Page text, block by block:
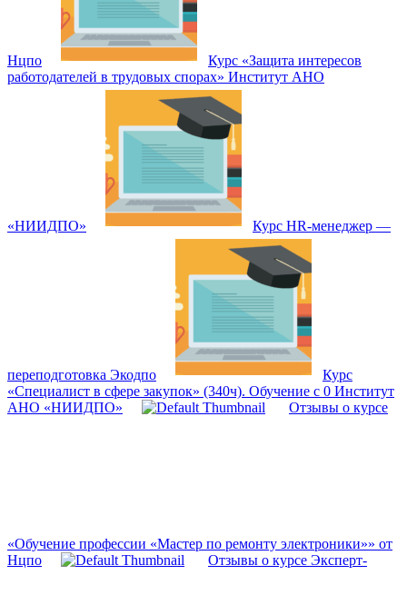
Нцпо
Курс «Защита интересов
работодателей в трудовых спорах» Институт АНО
«НИИДПО» Курс HR-менеджер —
переподготовка Экодпо
Курс
«Специалист в сфере закупок» (340ч). Обучение с 0 Институт
АНО «НИИДПО»
Отзывы о курсе
«Обучение профессии «Мастер по ремонту электроники»» от
Нцпо
Отзывы о курсе Эксперт-